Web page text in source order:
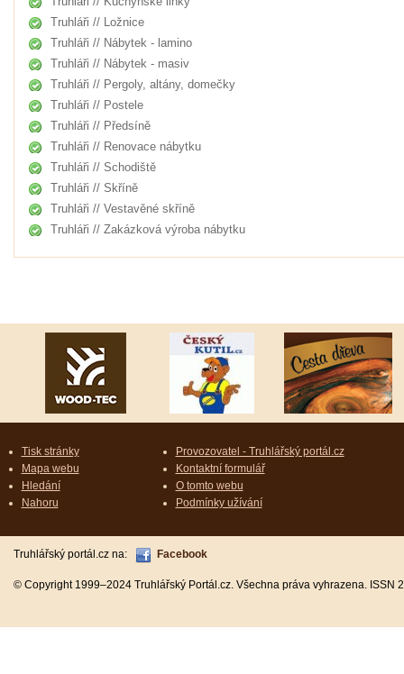
Truhláři // Ložnice
Truhláři // Nábytek - lamino
Truhláři // Nábytek - masiv
Truhláři // Pergoly, altány, domečky
Truhláři // Postele
Truhláři // Předsíně
Truhláři // Renovace nábytku
Truhláři // Schodiště
Truhláři // Skříně
Truhláři // Vestavěné skříně
Truhláři // Zakázková výroba nábytku
Tisk stránky
Mapa webu
Hledání
Nahoru
Provozovatel - Truhlářský portál.cz
Kontaktní formulář
O tomto webu
Podmínky užívání
Truhlářský portál.cz na: Facebook
© Copyright 1999–2024 Truhlářský Portál.cz. Všechna práva vyhrazena.